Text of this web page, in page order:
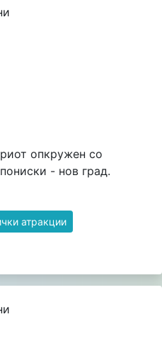
опкружен со
- нов град.
атракции